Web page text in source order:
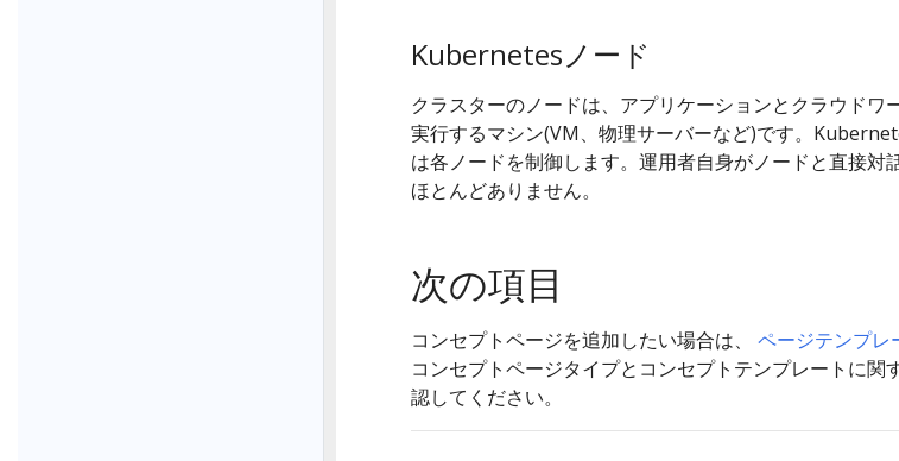
Kubernetesノード
クラスターのノードは、アプリケーションとクラウドワ
実行するマシン(VM、物理サーバーなど)です。
は各ノードを制御します。運用者自身がノードと直接対
ほとんどありません。
次の項目
コンセプトページを追加したい場合は、 ページテンプレ
コンセプトページタイプとコンセプトテンプレートに関
認してください。